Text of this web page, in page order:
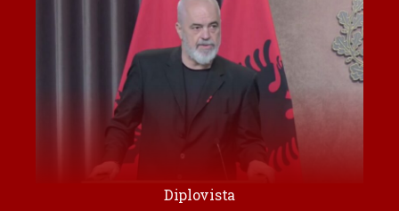
Diplovista